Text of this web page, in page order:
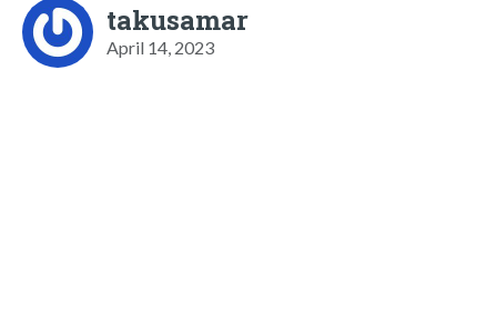
takusamar
April 14, 2023